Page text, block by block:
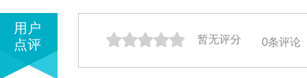
用户
点评
暂无评分 0条评论